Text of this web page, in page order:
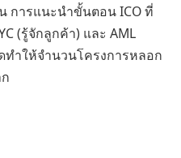
การแนะนำขั้นตอน ICO ที่
(รู้จักลูกค้า) และ AML
ทำให้จำนวนโครงการหลอก